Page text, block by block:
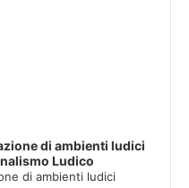
di ambienti ludici
Ludico
di ambienti ludici